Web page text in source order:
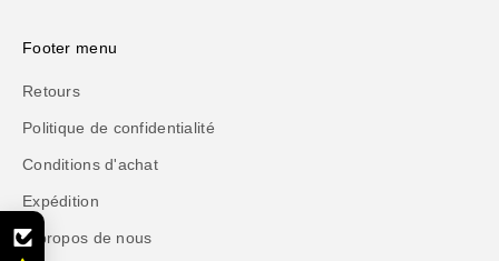
Footer menu
Retours
Politique de confidentialité
Conditions d'achat
Expédition
À propos de nous